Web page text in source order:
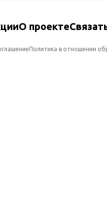
О проекте
Политика в отношении